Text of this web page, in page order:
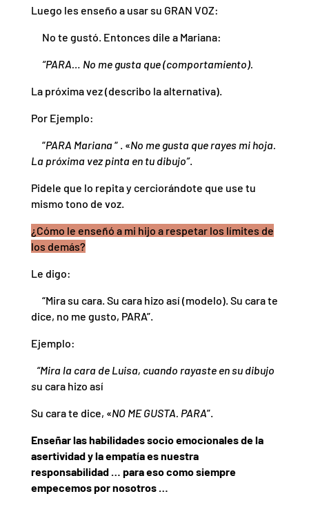
Luego les enseño a usar su GRAN VOZ:
No te gustó. Entonces dile a Mariana:
“PARA… No me gusta que (comportamiento).
La próxima vez (describo la alternativa).
Por Ejemplo:
“PARA Mariana “ . «No me gusta que rayes mi hoja.
La próxima vez pinta en tu dibujo”.
Pidele que lo repita y cerciorándote que use tu
mismo tono de voz.
¿Cómo le enseñó a mi hijo a respetar los límites de
los demás?
Le digo:
“Mira su cara. Su cara hizo así (modelo). Su cara te
dice, no me gusto, PARA”.
Ejemplo:
“Mira la cara de Luisa, cuando rayaste en su dibujo
su cara hizo así
Su cara te dice, «NO ME GUSTA. PARA”.
Enseñar las habilidades socio emocionales de la
asertividad y la empatía es nuestra
responsabilidad … para eso como siempre
empecemos por nosotros …